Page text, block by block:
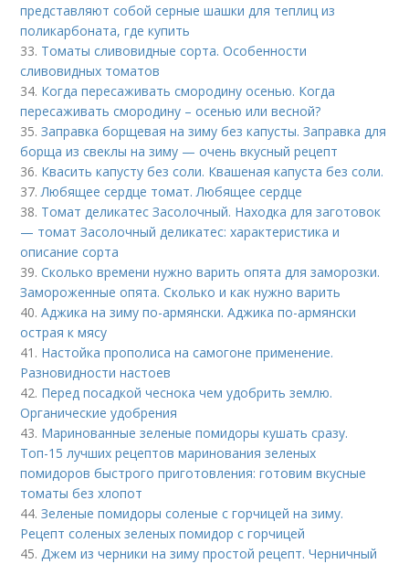
представляют собой серные шашки для теплиц из
поликарбоната, где купить
33. Томаты сливовидные сорта. Особенности
сливовидных томатов
34. Когда пересаживать смородину осенью. Когда
пересаживать смородину – осенью или весной?
35.Заправка борщевая на зиму без капусты. Заправка для
борща из свеклы на зиму — очень вкусный рецепт
36. Квасить капусту без соли. Квашеная капуста без соли.
37.Любящее сердце томат. Любящее сердце
38. Томат деликатес Засолочный. Находка для заготовок
— томат Засолочный деликатес: характеристика и
описание сорта
39.Сколько времени нужно варить опята для заморозки.
Замороженные опята. Сколько и как нужно варить
40.Аджика на зиму по-армянски. Аджика по-армянски
острая к мясу
41. Настойка прополиса на самогоне применение.
Разновидности настоев
42. Перед посадкой чеснока чем удобрить землю.
Органические удобрения
43. Маринованные зеленые помидоры кушать сразу.
Топ-15 лучших рецептов маринования зеленых
помидоров быстрого приготовления: готовим вкусные
томаты без хлопот
44.Зеленые помидоры соленые с горчицей на зиму.
Рецепт соленых зеленых помидор с горчицей
45.Джем из черники на зиму простой рецепт. Черничный